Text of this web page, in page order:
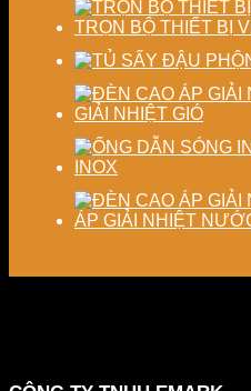
TRỌN BỘ THIẾT BỊ
GIẢI NHIỆT GIÓ
INOX
ÁP GIẢI NHIỆT